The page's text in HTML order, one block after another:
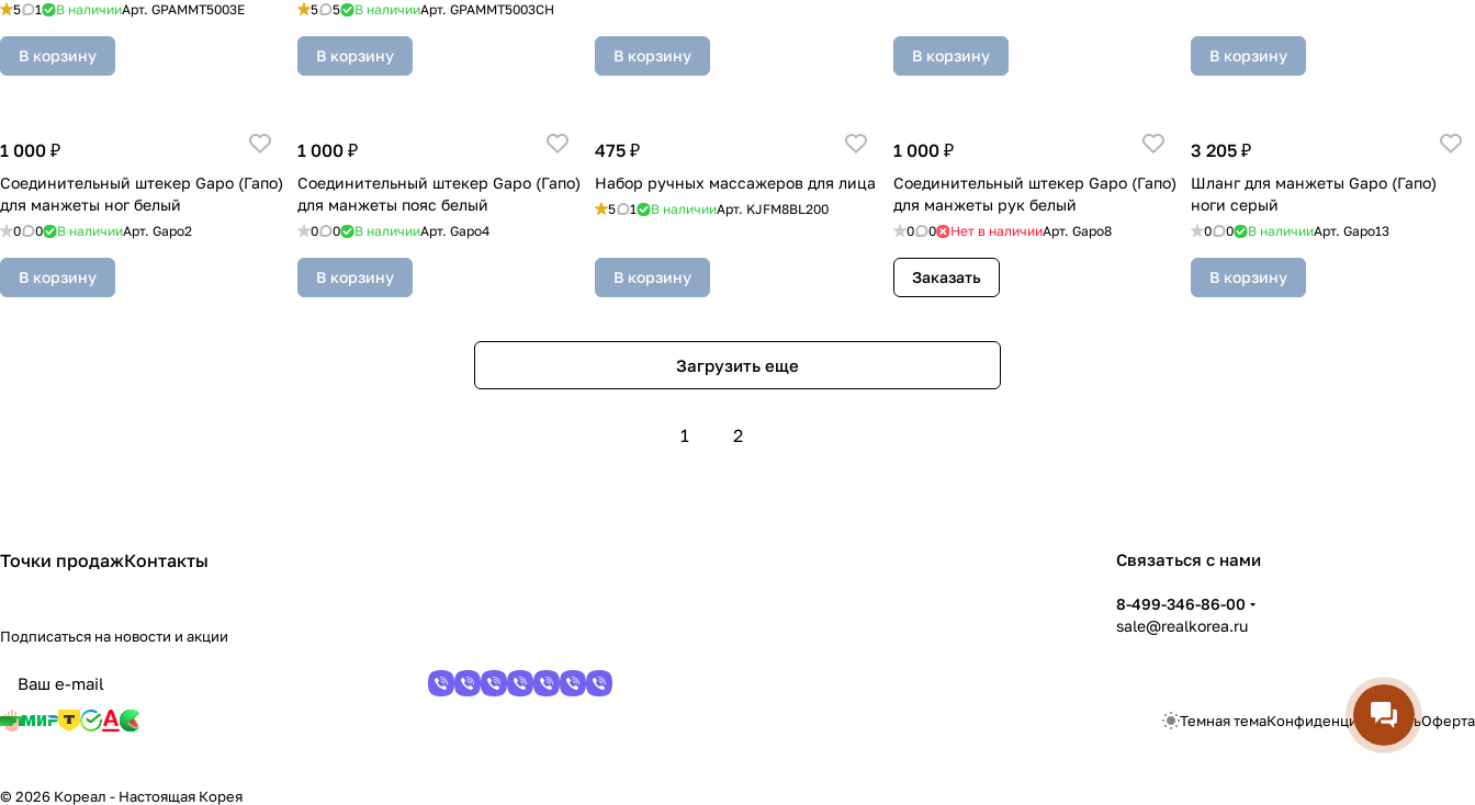
5 1 В наличииАрт. GPAMMT5003E
В корзину
5 5 В наличииАрт.GPAMMT5003CH
В корзину В корзину В корзину В корзину
1 000 ₽
Соединительный штекер Gapo (Гапо)
для манжеты ног белый
0 0 В наличииАрт. Gapo2
В корзину
1 000 ₽
Соединительный штекер Gapo (Гапо)
для манжеты пояс белый
0 0 В наличииАрт.Gapo4
В корзину
475 ₽
Набор ручных массажеров для лица
5 1 В наличииАрт. KJFM8BL200
В корзину
1 000 ₽
Соединительный штекер Gapo (Гапо)
для манжеты рук белый
0 0 Нет в наличииАрт. Gapo8
Заказать
3 205 ₽
Шланг для манжеты Gapo (Гапо)
ноги серый
0 0 В наличииАрт. Gapo13
В корзину
Загрузить еще
1 2
Точки продажКонтакты
Подписаться на новости и акции
Связаться с нами
8-499-346-86-00
sale@realkorea.ru
Темная темаКонфиденциальностьОферта
© 2026 Кореал - Настоящая Корея